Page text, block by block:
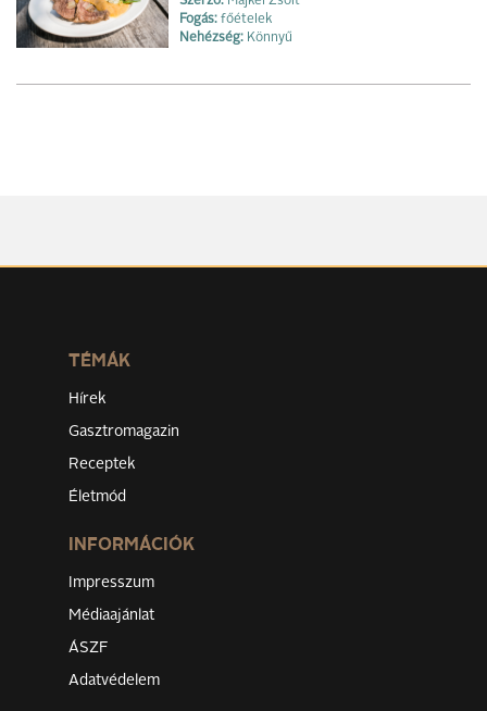
Fogás: főételek
Nehézség: Könnyű
TÉMÁK
Hírek
Gasztromagazin
Receptek
Életmód
INFORMÁCIÓK
Impresszum
Médiaajánlat
ÁSZF
Adatvédelem